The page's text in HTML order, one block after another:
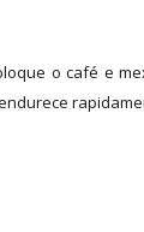
o café e